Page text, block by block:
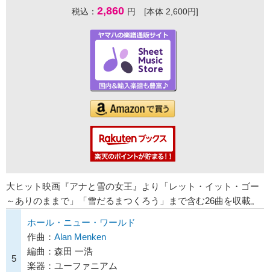
税込： 2,860 円 [本体 2,600円]
大ヒット映画『アナと雪の女王』より「レット・イット・ゴー
～ありのままで」「雪だるまつくろう」まで含む26曲を収載。
5
ホール・ニュー・ワールド
作曲： Alan Menken
編曲：森田 一浩
楽器：ユーファニアム